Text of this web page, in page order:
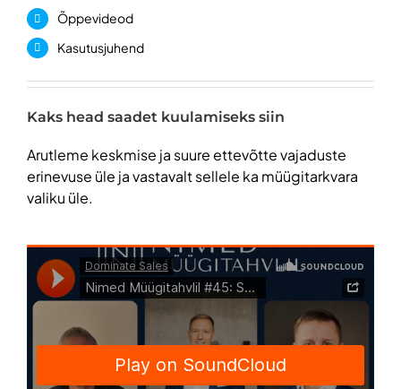
Õppevideod
Kasutusjuhend
Kaks head saadet kuulamiseks siin
Arutleme keskmise ja suure ettevõtte vajaduste
erinevuse üle ja vastavalt sellele ka müügitarkvara
valiku üle.